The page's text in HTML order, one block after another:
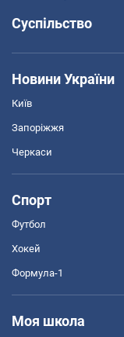
Суспільство
Новини України
Київ
Запоріжжя
Черкаси
Спорт
Футбол
Хокей
Формула-1
Моя школа